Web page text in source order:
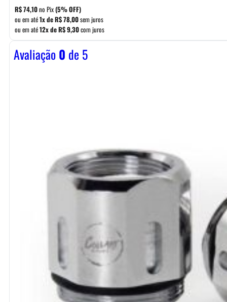
R$74,10no Pix(5% OFF)
ou em até1x deR$78,00sem juros
ou em até12x deR$9,30com juros
Avaliação0 de 5